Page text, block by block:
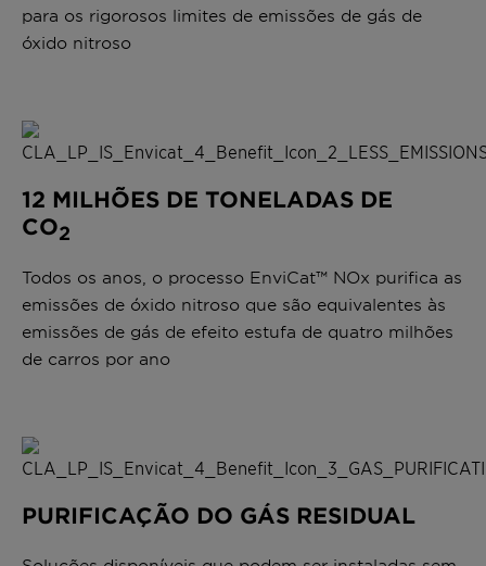
para os rigorosos limites de emissões de gás de
óxido nitroso
12 MILHÕES DE TONELADAS DE
CO2
Todos os anos, o processo EnviCat™ NOx purifica as
emissões de óxido nitroso que são equivalentes às
emissões de gás de efeito estufa de quatro milhões
de carros por ano
PURIFICAÇÃO DO GÁS RESIDUAL